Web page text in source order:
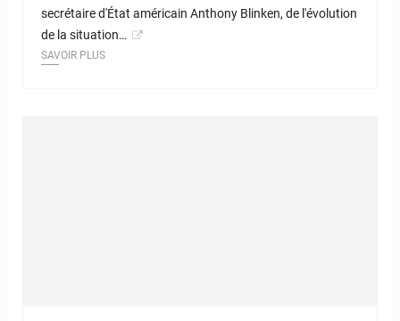
secrétaire d'État américain Anthony Blinken, de l'évolution
de la situation…
SAVOIR PLUS